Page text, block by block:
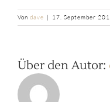
Von dave | 17. September
Über den Autor: